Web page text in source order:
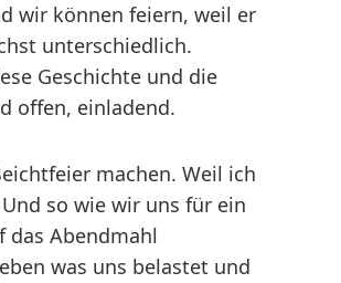
wir können feiern, weil er
unterschiedlich.
Geschichte und die
offen, einladend.
machen. Weil ich
so wie wir uns für ein
das Abendmahl
was uns belastet und